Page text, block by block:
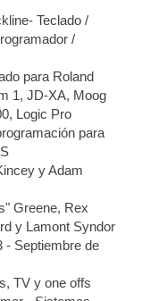
Teclado /
/
para Roland
1, JD-XA, Moog
Logic Pro
para
y Adam
Greene, Rex
y Lamont Syndor
- Septiembre de
TV y one offs